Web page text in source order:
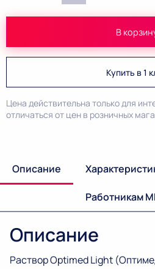
В
Купить в 1
Цена действительна только для
отличаться от цен в розничных
Описание
Работникам
Описание
Раствор Optimed Light